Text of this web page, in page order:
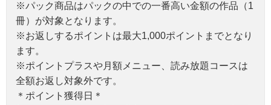
※パック商品はパックの中での一番高い金額の作品（1
冊）が対象となります。
※お返しするポイントは最大1,000ポイントまでとなり
ます。
※ポイントプラスや月額メニュー、読み放題コースは
全額お返し対象外です。
＊ポイント獲得日＊